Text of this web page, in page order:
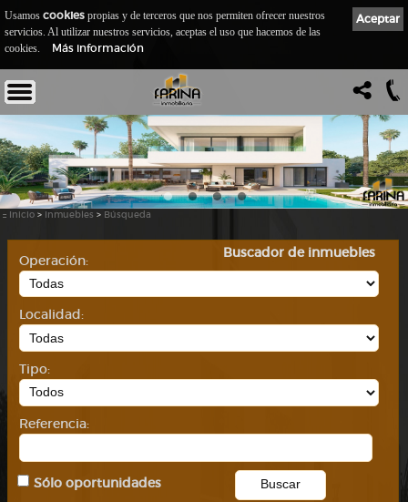
:: Inicio > Inmuebles > Búsqueda
Buscador de inmuebles
Operación:
Localidad:
Tipo:
Referencia:
Sólo oportunidades
Aceptar
Usamos cookies propias y de terceros que nos permiten ofrecer nuestros
servicios. Al utilizar nuestros servicios, aceptas el uso que hacemos de las
cookies.
Más información